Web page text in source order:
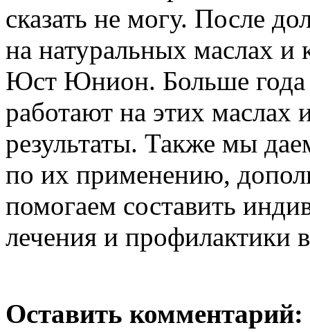
сказать не могу. После
на натуральных маслах
Юст Юнион. Больше года
работают на этих маслах
результаты. Также мы
по их применению,
помогаем составить
лечения и профилактики
Оставить комментарий: